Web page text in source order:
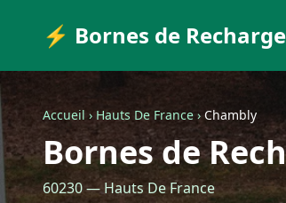
⚡ Bornes de
Accueil › Hauts De France › Chambly
Bornes de
60230 — Hauts De France